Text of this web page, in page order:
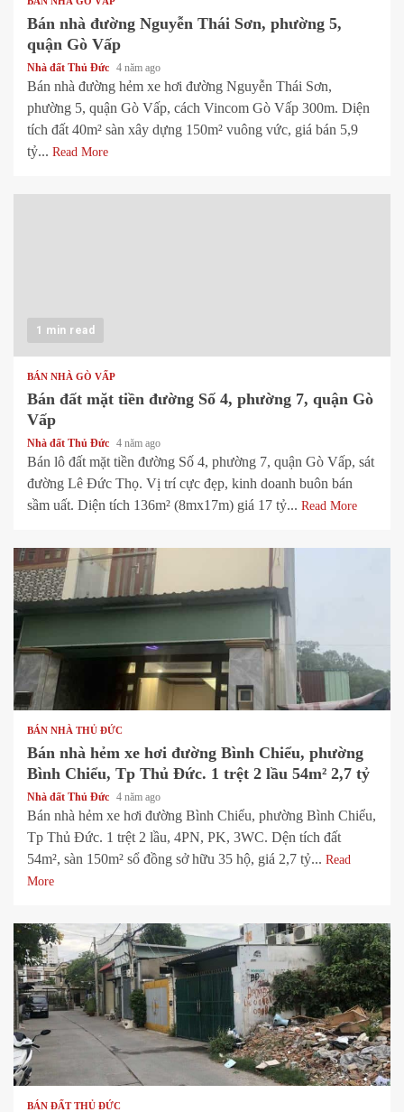
Bán nhà đường Nguyễn Thái Sơn, phường 5,
quận Gò Vấp
Nhà đất Thủ Đức 4 năm ago
Bán nhà đường hẻm xe hơi đường Nguyễn Thái Sơn,
phường 5, quận Gò Vấp, cách Vincom Gò Vấp 300m. Diện
tích đất 40m² sàn xây dựng 150m² vuông vức, giá bán 5,9
tỷ... Read More
1 min read
BÁN NHÀ GÒ VẤP
Bán đất mặt tiền đường Số 4, phường 7, quận Gò
Vấp
Nhà đất Thủ Đức 4 năm ago
Bán lô đất mặt tiền đường Số 4, phường 7, quận Gò Vấp, sát
đường Lê Đức Thọ. Vị trí cực đẹp, kinh doanh buôn bán
sầm uất. Diện tích 136m² (8mx17m) giá 17 tỷ... Read More
1 min read
BÁN NHÀ THỦ ĐỨC
Bán nhà hẻm xe hơi đường Bình Chiểu, phường
Bình Chiểu, Tp Thủ Đức. 1 trệt 2 lầu 54m² 2,7 tỷ
Nhà đất Thủ Đức 4 năm ago
Bán nhà hẻm xe hơi đường Bình Chiểu, phường Bình Chiểu,
Tp Thủ Đức. 1 trệt 2 lầu, 4PN, PK, 3WC. Dện tích đất
54m², sàn 150m² sổ đồng sở hữu 35 hộ, giá 2,7 tỷ... Read
More
BÁN ĐẤT THỦ ĐỨC